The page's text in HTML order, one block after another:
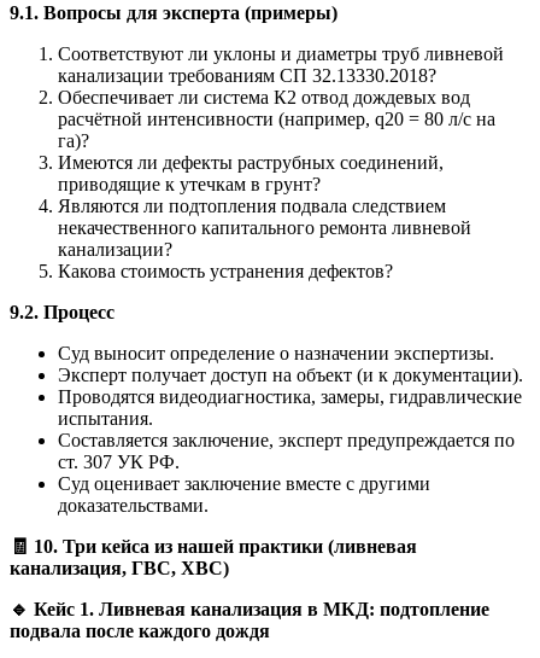
9.1. Вопросы для эксперта (примеры)
Соответствуют ли уклоны и диаметры труб ливневой
канализации требованиям СП 32.13330.2018?
Обеспечивает ли система К2 отвод дождевых вод
расчётной интенсивности (например, q20 = 80 л/с на
га)?
Имеются ли дефекты раструбных соединений,
приводящие к утечкам в грунт?
Являются ли подтопления подвала следствием
некачественного капитального ремонта ливневой
канализации?
Какова стоимость устранения дефектов?
9.2. Процесс
Суд выносит определение о назначении экспертизы.
Эксперт получает доступ на объект (и к документации).
Проводятся видеодиагностика, замеры, гидравлические
испытания.
Составляется заключение, эксперт предупреждается по
ст. 307 УК РФ.
Суд оценивает заключение вместе с другими
доказательствами.
🧾 10. Три кейса из нашей практики (ливневая
канализация, ГВС, ХВС)
🔹 Кейс 1. Ливневая канализация в МКД: подтопление
подвала после каждого дождя